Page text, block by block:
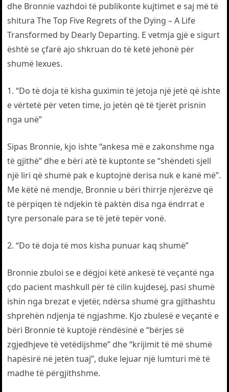
dhe Bronnie vazhdoi të publikonte kujtimet e saj më të
shitura The Top Five Regrets of the Dying – A Life
Transformed by Dearly Departing. E vetmja gjë e sigurt
është se çfarë ajo shkruan do të ketë jehonë për
shumë lexues.
1. “Do të doja të kisha guximin të jetoja një jetë që ishte
e vërtetë për veten time, jo jetën që të tjerët prisnin
nga unë”
Sipas Bronnie, kjo ishte “ankesa më e zakonshme nga
të gjithë” dhe e bëri atë të kuptonte se “shëndeti sjell
një liri që shumë pak e kuptojnë derisa nuk e kanë më”.
Me këtë në mendje, Bronnie u bëri thirrje njerëzve që
të përpiqen të ndjekin të paktën disa nga ëndrrat e
tyre personale para se të jetë tepër vonë.
2. “Do të doja të mos kisha punuar kaq shumë”
Bronnie zbuloi se e dëgjoi këtë ankesë të veçantë nga
çdo pacient mashkull për të cilin kujdesej, pasi shumë
ishin nga brezat e vjetër, ndërsa shumë gra gjithashtu
shprehën ndjenja të ngjashme. Kjo zbulesë e veçantë e
bëri Bronnie të kuptojë rëndësinë e “bërjes së
zgjedhjeve të vetëdijshme” dhe “krijimit të më shumë
hapësirë në jetën tuaj”, duke lejuar një lumturi më të
madhe të përgjithshme.